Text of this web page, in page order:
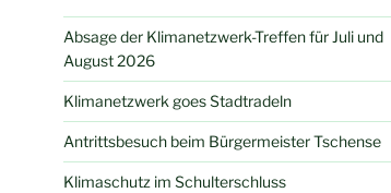
Absage der Klimanetzwerk-Treffen für Juli und
August 2026
Klimanetzwerk goes Stadtradeln
Antrittsbesuch beim Bürgermeister Tschense
Klimaschutz im Schulterschluss